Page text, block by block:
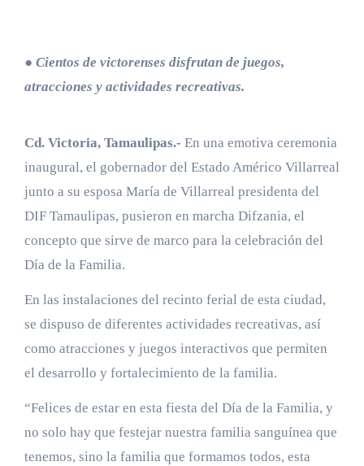
● Cientos de victorenses disfrutan de juegos,
atracciones y actividades recreativas.
Cd. Victoria, Tamaulipas.- En una emotiva ceremonia
inaugural, el gobernador del Estado Américo Villarreal
junto a su esposa María de Villarreal presidenta del
DIF Tamaulipas, pusieron en marcha Difzania, el
concepto que sirve de marco para la celebración del
Día de la Familia.
En las instalaciones del recinto ferial de esta ciudad,
se dispuso de diferentes actividades recreativas, así
como atracciones y juegos interactivos que permiten
el desarrollo y fortalecimiento de la familia.
“Felices de estar en esta fiesta del Día de la Familia, y
no solo hay que festejar nuestra familia sanguínea que
tenemos, sino la familia que formamos todos, esta